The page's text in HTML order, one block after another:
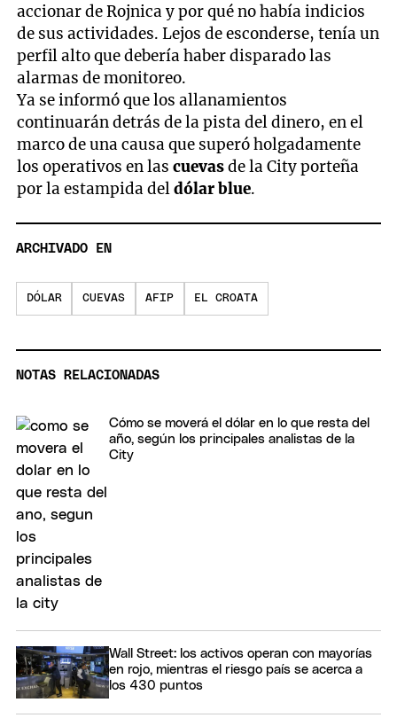
accionar de Rojnica y por qué no había indicios
de sus actividades. Lejos de esconderse, tenía un
perfil alto que debería haber disparado las
alarmas de monitoreo.
Ya se informó que los allanamientos
continuarán detrás de la pista del dinero, en el
marco de una causa que superó holgadamente
los operativos en lascuevasde la City porteña
por la estampida deldólar blue.
ARCHIVADO EN
DÓLAR CUEVAS AFIP EL CROATA
NOTAS RELACIONADAS
Cómo se moverá el dólar en lo que resta del
año, según los principales analistas de la
City
Wall Street: los activos operan con mayorías
en rojo, mientras el riesgo país se acerca a
los 430 puntos